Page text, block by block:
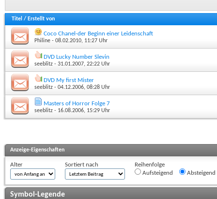
Titel / Erstellt von
Coco Chanel-der Beginn einer Leidenschaft
Philine - 08.02.2010, 11:27 Uhr
DVD Lucky Number Slevin
seeblitz - 31.01.2007, 22:22 Uhr
DVD My first Mister
seeblitz - 04.12.2006, 08:28 Uhr
Masters of Horror Folge 7
seeblitz - 16.08.2006, 15:29 Uhr
Anzeige-Eigenschaften
Alter Sortiert nach
Reihenfolge
Aufsteigend
Absteigend
Symbol-Legende